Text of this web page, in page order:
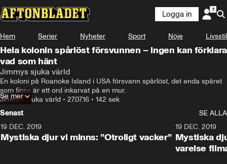
Logga in
Hem Serier Nyheter Sport Nöje Livsstil
Hela kolonin spårlöst försvunnen – ingen kan förklara
vad som hänt
Jimmys sjuka värld
En koloni på Roanoke Island i USA försvann spårlöst, det enda spåret
som finns är ett ord inkarvat på en mur.
Jimmys sjuka värld • 27.07.16 • 142 sek
Se mer
Senast
SE ALLA
19 DEC. 2019
Mystiska djur vi minns: ”Otroligt vacker”
19 DEC. 2019
Mystiska
varelse